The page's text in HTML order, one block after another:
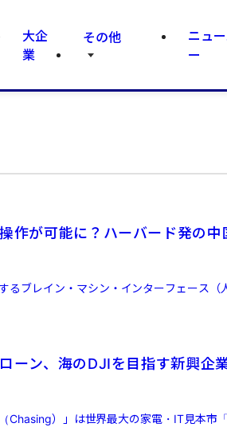
大企
業
その他
ニュ
ー
作が可能に？ハーバード発の中
るブレイン・マシン・インターフェース（
ーン、海のDJIを目指す新興企
Chasing）」は世界最大の家電・IT見本市